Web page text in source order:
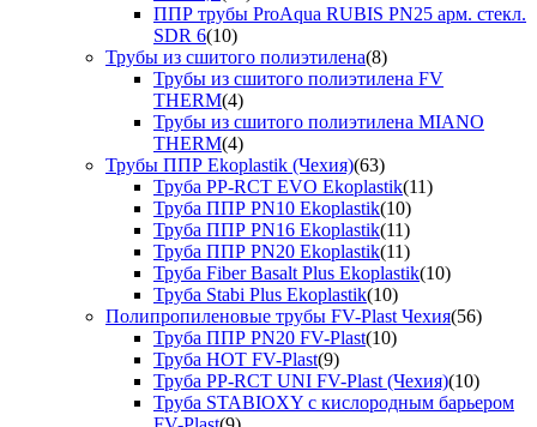
ППР трубы ProAqua RUBIS PN25 арм. стекл.
SDR 6(10)
Трубы из сшитого полиэтилена(8)
Трубы из сшитого полиэтилена FV
THERM(4)
Трубы из сшитого полиэтилена MIANO
THERM(4)
Трубы ППР Ekoplastik (Чехия)(63)
Труба PP-RCT EVO Ekoplastik(11)
Труба ППР PN10 Ekoplastik(10)
Труба ППР PN16 Ekoplastik(11)
Труба ППР PN20 Ekoplastik(11)
Труба Fiber Basalt Plus Ekoplastik(10)
Труба Stabi Plus Ekoplastik(10)
Полипропиленовые трубы FV-Plast Чехия(56)
Труба ППР PN20 FV-Plast(10)
Труба HOT FV-Plast(9)
Труба PP-RCT UNI FV-Plast (Чехия)(10)
Труба STABIOXY с кислородным барьером